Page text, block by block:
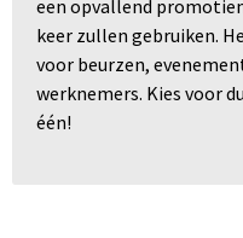
een opvallend
keer zullen gebruiken.
voor beurzen,
werknemers. Kies voor
één!